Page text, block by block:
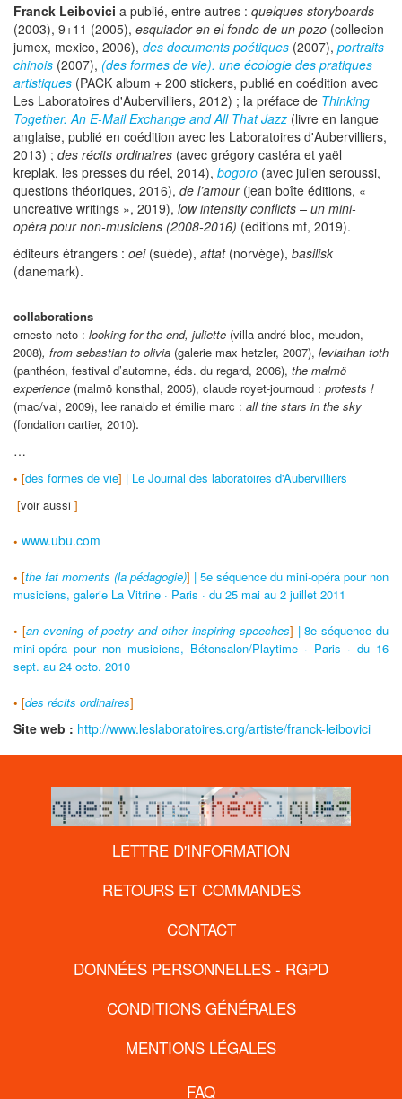
Franck Leibovici a publié, entre autres : quelques storyboards
(2003), 9+11 (2005), esquiador en el fondo de un pozo (collecion
jumex, mexico, 2006), des documents poétiques (2007), portraits
chinois (2007), (des formes de vie). une écologie des pratiques
artistiques (PACK album + 200 stickers, publié en coédition avec
Les Laboratoires d'Aubervilliers, 2012) ; la préface de Thinking
Together. An E-Mail Exchange and All That Jazz (livre en langue
anglaise, publié en coédition avec les Laboratoires d'Aubervilliers,
2013) ; des récits ordinaires (avec grégory castéra et yaël
kreplak, les presses du réel, 2014), bogoro (avec julien seroussi,
questions théoriques, 2016), de l’amour(jean boîte éditions, «
uncreative writings », 2019), low intensity conflicts – un mini-
opéra pour non-musiciens (2008-2016) (éditions mf, 2019).
éditeurs étrangers : oei(suède), attat(norvège), basilisk
(danemark).
collaborations
ernesto neto : looking for the end, juliette (villa andré bloc, meudon,
2008), from sebastian to olivia (galerie max hetzler, 2007), leviathan toth
(panthéon, festival d’automne, éds. du regard, 2006), the malmö
experience (malmö konsthal, 2005), claude royet-journoud : protests !
(mac/val, 2009), lee ranaldo et émilie marc : all the stars in the sky
(fondation cartier, 2010).
…
• [des formes de vie] | Le Journal des laboratoires d'Aubervilliers
[voir aussi ]
• www.ubu.com
• [the fat moments (la pédagogie)] | 5e séquence du mini-opéra pour non
musiciens, galerie La Vitrine · Paris · du 25 mai au 2 juillet 2011
• [an evening of poetry and other inspiring speeches] | 8e séquence du
mini-opéra pour non musiciens, Bétonsalon/Playtime · Paris · du 16
sept. au 24 octo. 2010
• [des récits ordinaires]
Site web : http://www.leslaboratoires.org/artiste/franck-leibovici
LETTRE D'INFORMATION
RETOURS ET COMMANDES
CONTACT
DONNÉES PERSONNELLES - RGPD
CONDITIONS GÉNÉRALES
MENTIONS LÉGALES
FAQ